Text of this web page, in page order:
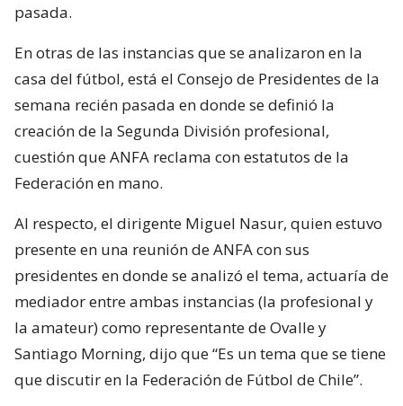
pasada.
En otras de las instancias que se analizaron en la
casa del fútbol, está el Consejo de Presidentes de la
semana recién pasada en donde se definió la
creación de la Segunda División profesional,
cuestión que ANFA reclama con estatutos de la
Federación en mano.
Al respecto, el dirigente Miguel Nasur, quien estuvo
presente en una reunión de ANFA con sus
presidentes en donde se analizó el tema, actuaría de
mediador entre ambas instancias (la profesional y
la amateur) como representante de Ovalle y
Santiago Morning, dijo que “Es un tema que se tiene
que discutir en la Federación de Fútbol de Chile”.